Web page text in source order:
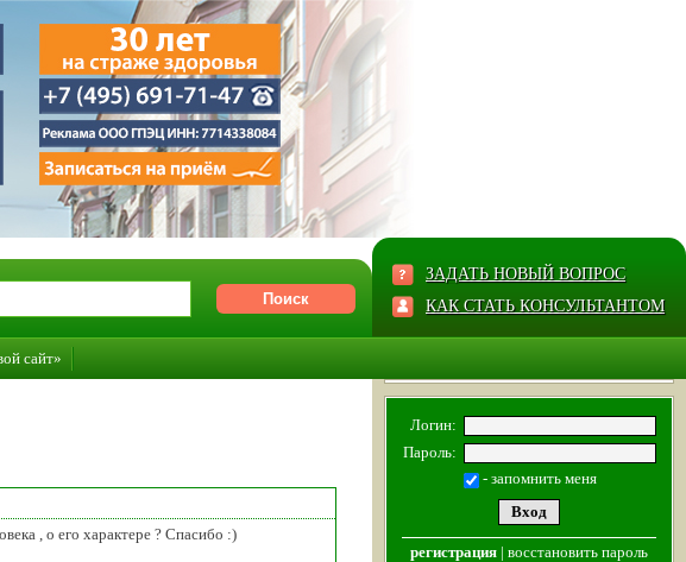
ЗАДАТЬ НОВЫЙ ВОПРОС
КАК СТАТЬ КОНСУЛЬТАНТОМ
сайт»
, о его характере ? Спасибо :)
Логин:
Пароль:
- запомнить меня
регистрация | восстановить пароль